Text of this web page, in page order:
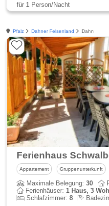
für 1 Person/Nacht
Pfalz Dahner Felsenland Dahn
Appartement Gruppenunterkunft
Maximale Belegung:30
Ferienhäuser:1 Haus, 3
Schlafzimmer:8